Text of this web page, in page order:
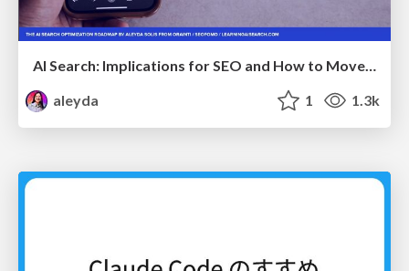
AI Search: Implications for SEO and How to Move Forward - #ShenzhenSEOConference
aleyda
1 1.3k